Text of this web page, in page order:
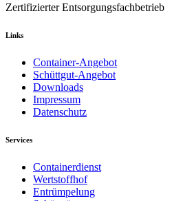
Zertifizierter Entsorgungsfachbetrieb
Links
Container-Angebot
Schüttgut-Angebot
Downloads
Impressum
Datenschutz
Services
Containerdienst
Wertstoffhof
Entrümpelung